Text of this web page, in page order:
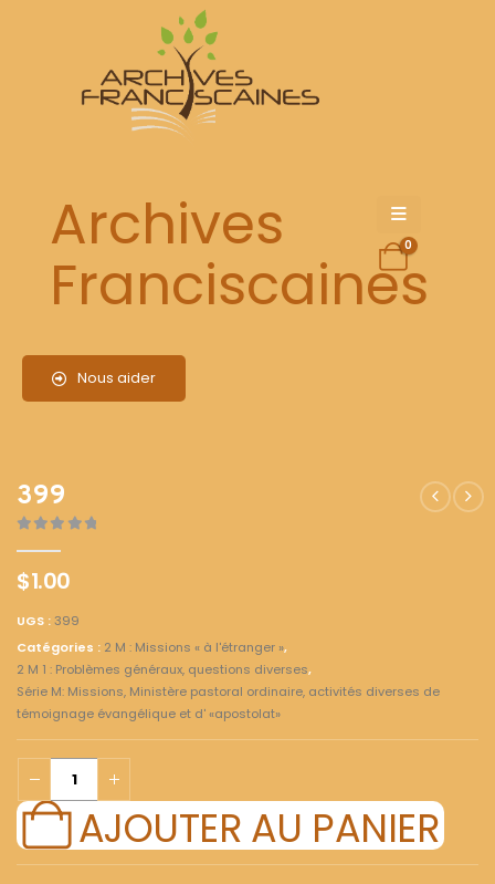
Archives
Franciscaines
Nous aider
0
399
$1.00
UGS : 399
Catégories : 2 M : Missions « à l'étranger »,
2 M 1 : Problèmes généraux, questions diverses,
Série M: Missions, Ministère pastoral ordinaire, activités diverses de
témoignage évangélique et d' «apostolat»
AJOUTER AU PANIER